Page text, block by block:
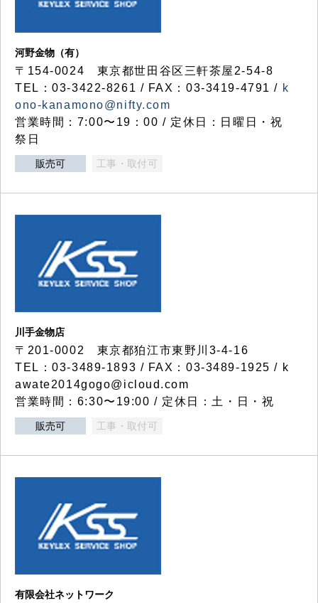
河野金物（有）
〒154-0024 東京都世田谷区三軒茶屋2-54-8
TEL：03-3422-8261 / FAX：03-3419-4791 / k
ono-kanamono@nifty.com
営業時間：7:00〜19：00 / 定休日：日曜日・祝
祭日
販売可 工事・取付可
川手金物店
〒201-0002 東京都狛江市東野川3-4-16
TEL：03-3489-1893 / FAX：03-3489-1925 / k
awate2014gogo@icloud.com
営業時間：6:30〜19:00 / 定休日：土・日・祝
販売可 工事・取付可
有限会社ネットワーク